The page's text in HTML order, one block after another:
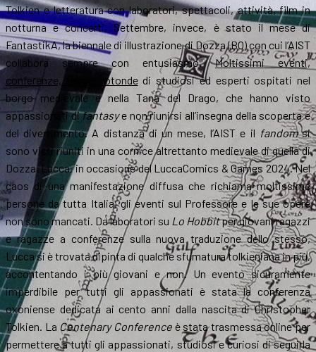
Tolkien e letteratura con laboratori, spettacoli, attività, film in
notturna e concerti. Settembre, invece, è stato il mese di
FantastikA, la biennale di illustrazione di Dozza (BO) con cui l’AIST
collabora sempre con entusiasmo.Moltissimi eventi,
conferenze, tavole rotondedi studiosi ed esperti ospitati nel
borgo medievale e nella Tana del Drago, che hanno visto
appassionati difantasye non riunirsi all’insegna della scoperta e
del divertimento. A distanza di un mese, l’AIST e il fandomsi
sono visti riuniti in una cornice altrettanto medievale di quella di
Dozza, Lucca, in occasione del LuccaComics & Games 2024. Nel
caos di una manifestazione diffusa che richiama moltissime
persone da tutta Italia, gli eventi sul Professore e le sue opere
non sono mancati. Da laboratori su Lo Hobbitper giovani ragazzi
e ragazze a conferenze sulla nuova traduzione dello stesso,
Lucca si è trovata dipinta di qualche sfumatura tolkieniana in più,
accontentando i più giovani e non. Un evento sicuramente
imperdibile per tutti gli appassionati è stata la conferenza
oxoniense dedicata ai cento anni dalla nascita di Christopher
Tolkien. La Centenary Conferenceè stata trasmessa online per
permettere a tutti gli appassionati, studiosi e curiosi di seguirla